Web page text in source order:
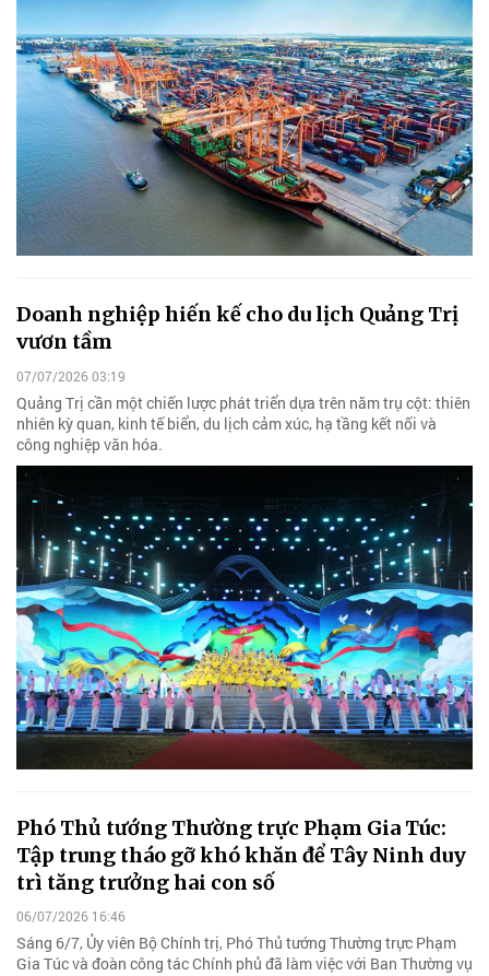
Doanh nghiệp hiến kế cho du lịch Quảng Trị
vươn tầm
07/07/2026 03:19
Quảng Trị cần một chiến lược phát triển dựa trên năm trụ cột: thiên
nhiên kỳ quan, kinh tế biển, du lịch cảm xúc, hạ tầng kết nối và
công nghiệp văn hóa.
Phó Thủ tướng Thường trực Phạm Gia Túc:
Tập trung tháo gỡ khó khăn để Tây Ninh duy
trì tăng trưởng hai con số
06/07/2026 16:46
Sáng 6/7, Ủy viên Bộ Chính trị, Phó Thủ tướng Thường trực Phạm
Gia Túc và đoàn công tác Chính phủ đã làm việc với Ban Thường vụ